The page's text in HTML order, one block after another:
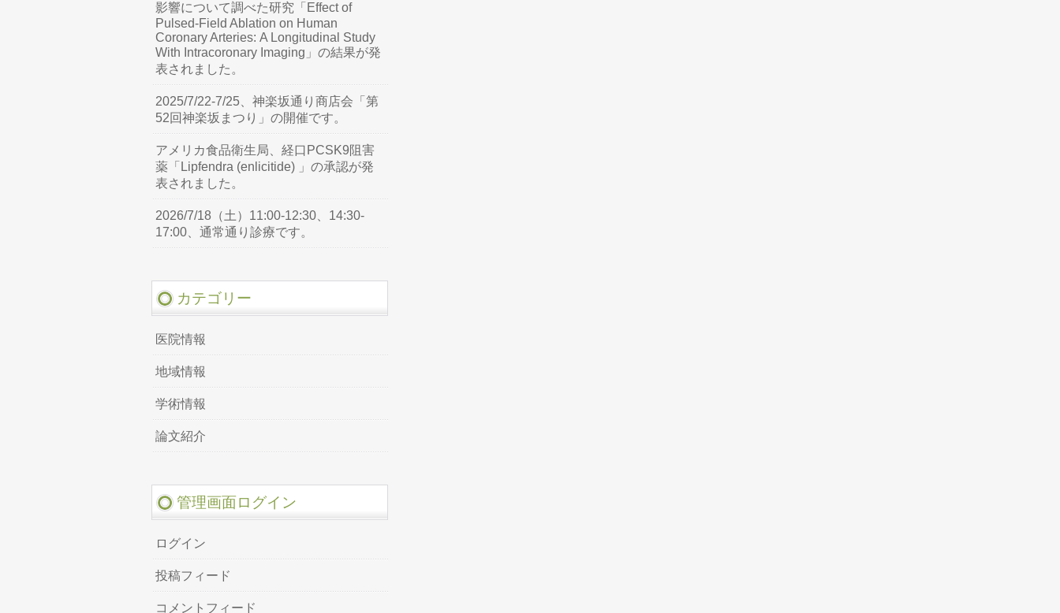
影響について調べた研究「Effect of
Pulsed-Field Ablation on Human
Coronary Arteries: A Longitudinal Study
With Intracoronary Imaging」の結果が発
表されました。
2025/7/22-7/25、神楽坂通り商店会「第
52回神楽坂まつり」の開催です。
アメリカ食品衛生局、経口PCSK9阻害
薬「Lipfendra (enlicitide) 」の承認が発
表されました。
2026/7/18（土）11:00-12:30、14:30-
17:00、通常通り診療です。
カテゴリー
医院情報
地域情報
学術情報
論文紹介
管理画面ログイン
ログイン
投稿フィード
コメントフィード